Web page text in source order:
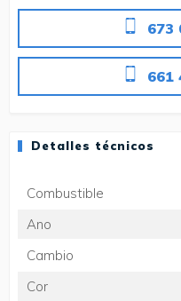
673
661
Detalles técnicos
Combustible
Ano
Cambio
Cor